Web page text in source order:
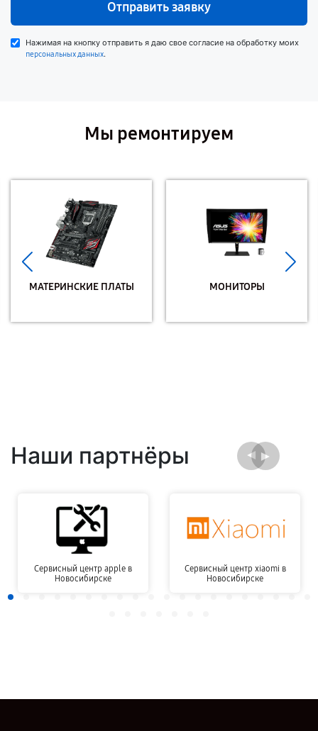
Отправить заявку
Нажимая на кнопку отправить я даю свое согласие на обработку моих
персональных данных.
Мы ремонтируем
МАТЕРИНСКИЕ ПЛАТЫ МОНИТОРЫ
Наши партнёры
Сервисный центр apple в
Новосибирске
Сервисный центр xiaomi в
Новосибирске